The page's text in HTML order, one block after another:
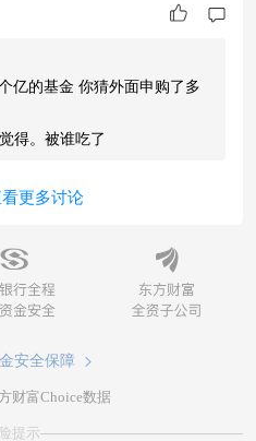
亿的基金 你猜外面申购了多
得。被谁吃了
看更多讨论
安全保障
财富Choice数据
提示